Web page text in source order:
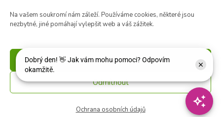
Na vašem soukromí nám záleží. Používáme cookies, některé jsou
nezbytné, jiné pomáhají vylepšit web a váš zážitek.
Příjmout
Odmítnout
Ochrana osobních údajů
🚫 Ne - Po: ZAVŘENO
✉️ e-shop@zcstrakovo.cz
Sledujte nás: